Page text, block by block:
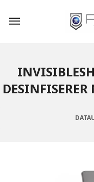
innholdet